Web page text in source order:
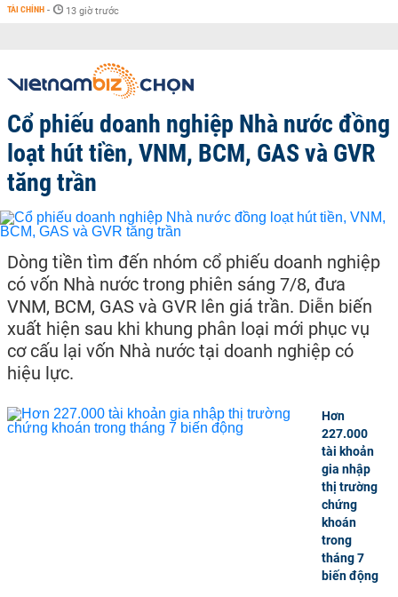
TÀI CHÍNH - 13 giờ trước
Cổ phiếu doanh nghiệp Nhà nước đồng
loạt hút tiền, VNM, BCM, GAS và GVR
tăng trần
Dòng tiền tìm đến nhóm cổ phiếu doanh nghiệp
có vốn Nhà nước trong phiên sáng 7/8, đưa
VNM, BCM, GAS và GVR lên giá trần. Diễn biến
xuất hiện sau khi khung phân loại mới phục vụ
cơ cấu lại vốn Nhà nước tại doanh nghiệp có
hiệu lực.
Hơn
227.000
tài khoản
gia nhập
thị trường
chứng
khoán
trong
tháng 7
biến động